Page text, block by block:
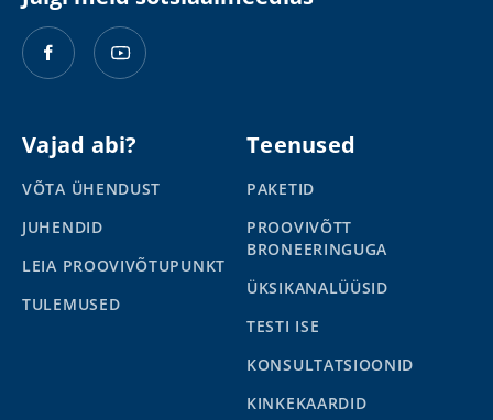
Vajad abi?
VÕTA ÜHENDUST
JUHENDID
LEIA PROOVIVÕTUPUNKT
TULEMUSED
Teenused
PAKETID
PROOVIVÕTT
BRONEERINGUGA
ÜKSIKANALÜÜSID
TESTI ISE
KONSULTATSIOONID
KINKEKAARDID